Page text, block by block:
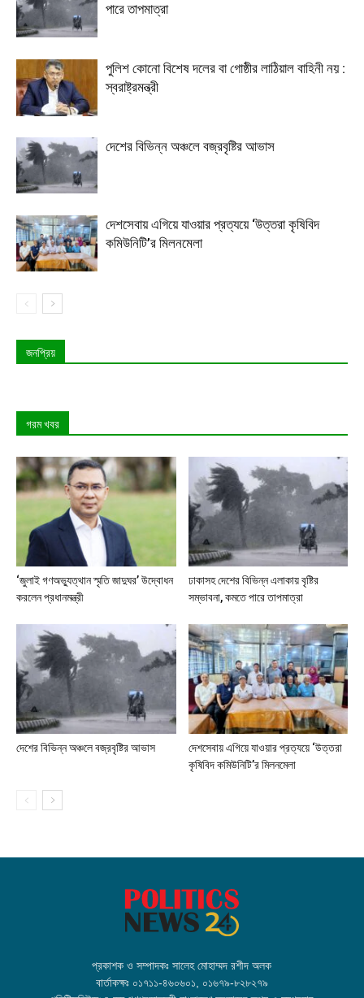
পারে তাপমাত্রা
পুলিশ কোনো বিশেষ দলের বা গোষ্ঠীর লাঠিয়াল বাহিনী নয় :
স্বরাষ্ট্রমন্ত্রী
দেশের বিভিন্ন অঞ্চলে বজ্রবৃষ্টির আভাস
দেশসেবায় এগিয়ে যাওয়ার প্রত্যয়ে ‘উত্তরা কৃষিবিদ
কমিউনিটি’র মিলনমেলা
জনপ্রিয়
গরম খবর
‘জুলাই গণঅভ্যুত্থান স্মৃতি জাদুঘর’ উদ্বোধন
করলেন প্রধানমন্ত্রী
ঢাকাসহ দেশের বিভিন্ন এলাকায় বৃষ্টির
সম্ভাবনা, কমতে পারে তাপমাত্রা
দেশের বিভিন্ন অঞ্চলে বজ্রবৃষ্টির আভাস
দেশসেবায় এগিয়ে যাওয়ার প্রত্যয়ে ‘উত্তরা
কৃষিবিদ কমিউনিটি’র মিলনমেলা
প্রকাশক ও সম্পাদকঃ সালেহ মোহাম্মদ রশীদ অলক
বার্তাকক্ষঃ ০১৭১১-৪৬০৬০১, ০১৬৭৯-৮২৮২৭৯